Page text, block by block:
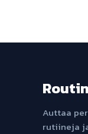
Auttaa
rutiineja